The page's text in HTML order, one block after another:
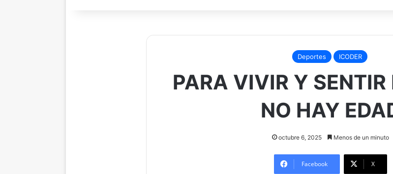
Deportes ICODER
PARA VIVIR Y SENTIR
NO HAY
octubre 6, 2025 Menos de un minuto
Facebook X